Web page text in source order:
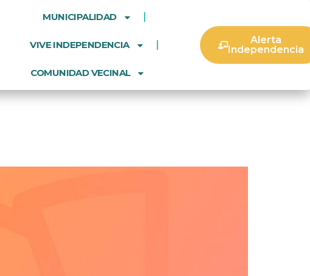
MUNICIPALIDAD
VIVE INDEPENDENCIA
COMUNIDAD VECINAL
Alerta
Independencia